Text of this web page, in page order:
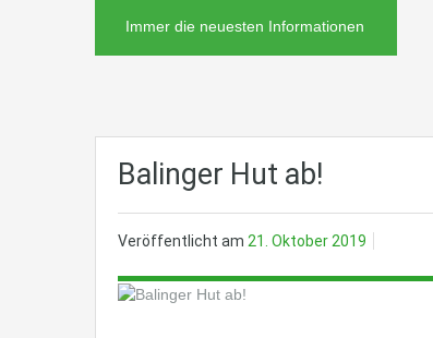
Immer die neuesten Informationen
Balinger Hut ab!
Veröffentlicht am 21. Oktober 2019